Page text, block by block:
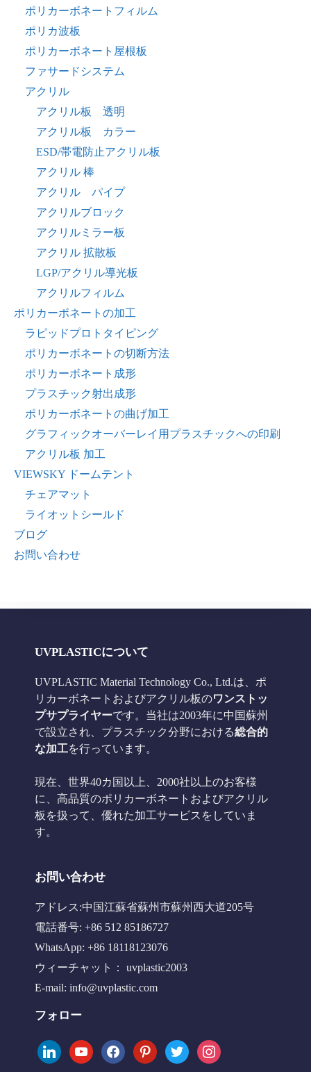
ポリカーボネートフィルム
ポリカ波板
ポリカーボネート屋根板
ファサードシステム
アクリル
アクリル板 透明
アクリル板 カラー
ESD/帯電防止アクリル板
アクリル 棒
アクリル パイプ
アクリルブロック
アクリルミラー板
アクリル 拡散板
LGP/アクリル導光板
アクリルフィルム
ポリカーボネートの加工
ラピッドプロトタイピング
ポリカーボネートの切断方法
ポリカーボネート成形
プラスチック射出成形
ポリカーボネートの曲げ加工
グラフィックオーバーレイ用プラスチックへの印刷
アクリル板 加工
VIEWSKY ドームテント
チェアマット
ライオットシールド
ブログ
お問い合わせ
UVPLASTICについて
UVPLASTIC Material Technology Co., Ltd.は、ポ
リカーボネートおよびアクリル板のワンストッ
プサプライヤーです。当社は2003年に中国蘇州
で設立され、プラスチック分野における総合的
な加工を行っています。
現在、世界40カ国以上、2000社以上のお客様
に、高品質のポリカーボネートおよびアクリル
板を扱って、優れた加工サービスをしていま
す。
お問い合わせ
アドレス:中国江蘇省蘇州市蘇州西大道205号
電話番号: +86 512 85186727
WhatsApp: +86 18118123076
ウィーチャット： uvplastic2003
E-mail: info@uvplastic.com
フォロー
linkedinyoutubefacebookpinteresttwitter instagram